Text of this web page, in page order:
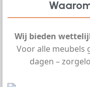
Wij bieden
Voor alle meubels
dagen –